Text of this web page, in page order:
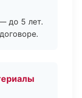
до 5 лет.